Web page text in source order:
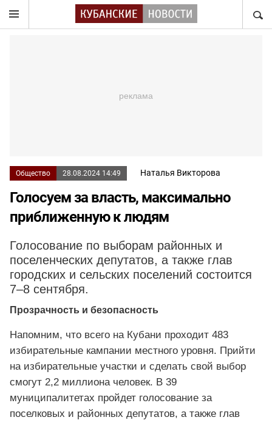
Общество 28.08.2024 14:49 Наталья Викторова
Голосуем за власть, максимально
приближенную к людям
Голосование по выборам районных и
поселенческих депутатов, а также глав
городских и сельских поселений состоится
7–8 сентября.
Прозрачность и безопасность
Напомним, что всего на Кубани проходит 483
избирательные кампании местного уровня. Прийти
на избирательные участки и сделать свой выбор
смогут 2,2 миллиона человек. В 39
муниципалитетах пройдет голосование за
поселковых и районных депутатов, а также глав